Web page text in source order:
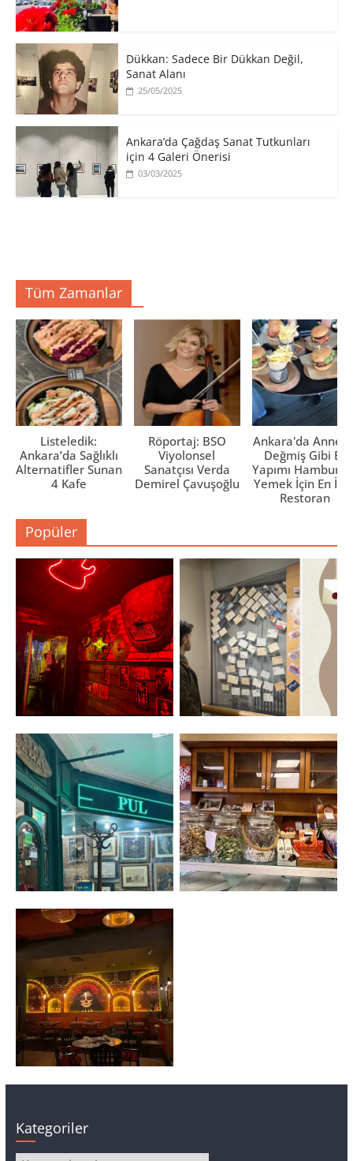
​Dükkan: Sadece Bir Dükkan Değil,
Sanat Alanı
25/05/2025
Ankara’da Çağdaş Sanat Tutkunları
için 4 Galeri Önerisi
03/03/2025
Tüm Zamanlar
Listeledik:
Ankara’da Sağlıklı
Alternatifler Sunan
4 Kafe
Röportaj: BSO
Viyolonsel
Sanatçısı Verda
Demirel Çavuşoğlu
Ankara'da Anne
Değmiş Gibi Ev
Yapımı
Yemek İçin En İyi
Restoran
Popüler
Kategoriler